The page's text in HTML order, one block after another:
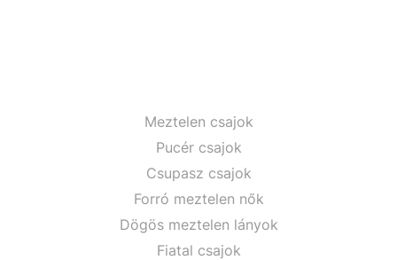
Meztelen csajok
Pucér csajok
Csupasz csajok
Forró meztelen nők
Dögös meztelen lányok
Fiatal csajok